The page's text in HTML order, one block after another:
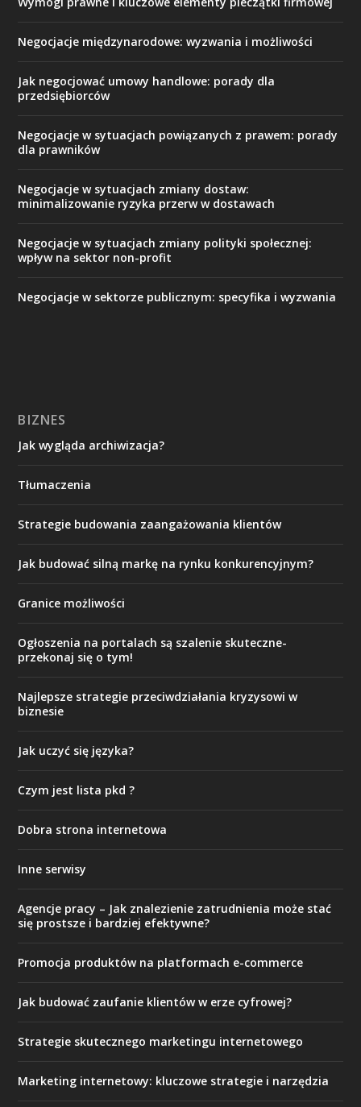
Negocjacje międzynarodowe: wyzwania i możliwości
Jak negocjować umowy handlowe: porady dla
przedsiębiorców
Negocjacje w sytuacjach powiązanych z prawem: porady
dla prawników
Negocjacje w sytuacjach zmiany dostaw:
minimalizowanie ryzyka przerw w dostawach
Negocjacje w sytuacjach zmiany polityki społecznej:
wpływ na sektor non-profit
Negocjacje w sektorze publicznym: specyfika i wyzwania
BIZNES
Jak wygląda archiwizacja?
Tłumaczenia
Strategie budowania zaangażowania klientów
Jak budować silną markę na rynku konkurencyjnym?
Granice możliwości
Ogłoszenia na portalach są szalenie skuteczne-
przekonaj się o tym!
Najlepsze strategie przeciwdziałania kryzysowi w
biznesie
Jak uczyć się języka?
Czym jest lista pkd ?
Dobra strona internetowa
Inne serwisy
Agencje pracy – Jak znalezienie zatrudnienia może stać
się prostsze i bardziej efektywne?
Promocja produktów na platformach e-commerce
Jak budować zaufanie klientów w erze cyfrowej?
Strategie skutecznego marketingu internetowego
Marketing internetowy: kluczowe strategie i narzędzia